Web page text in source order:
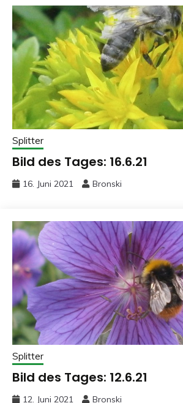
Splitter
Bild des Tages: 16.6.21
16. Juni 2021 Bronski
Splitter
Bild des Tages: 12.6.21
12. Juni 2021 Bronski